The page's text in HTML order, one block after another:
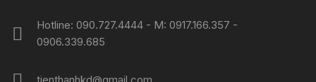
Hotline: 090.727.4444 - M: 0917.166.357 -
0906.339.685
tienthanhkd@gmail.com